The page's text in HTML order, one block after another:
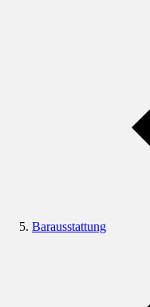
Barausstattung